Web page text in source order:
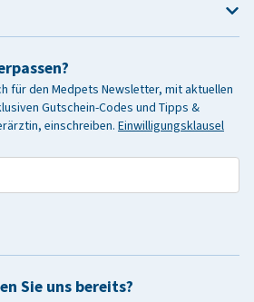
für den Medpets Newsletter, mit aktuellen
Gutschein-Codes und Tipps &
einschreiben. Einwilligungsklausel
Sie uns bereits?